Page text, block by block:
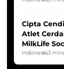
Cipta
Atlet
MilkLife
Indonesia3